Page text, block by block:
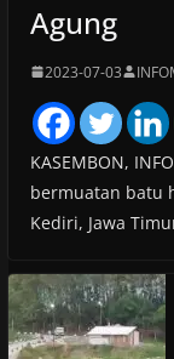
Agung
2023-07-03
KASEMBON,
bermuatan batu
Kediri, Jawa